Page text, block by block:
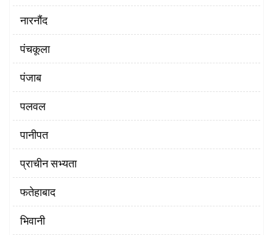
नारनौंद
पंचकूला
पंजाब
पलवल
पानीपत
प्राचीन सभ्यता
फतेहाबाद
भिवानी